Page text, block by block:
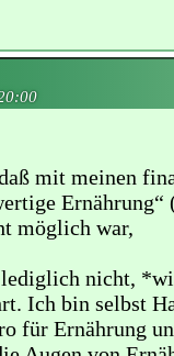
mit meinen
Ernährung“
möglich war,
nicht,
Ich bin selbst
für Ernährung